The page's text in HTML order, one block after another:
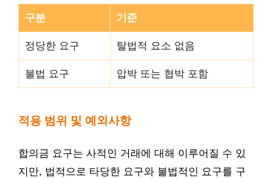
구분 기준
정당한 요구 탈법적 요소 없음
불법 요구 압박 또는 협박 포함
적용 범위 및 예외사항
합의금 요구는 사적인 거래에 대해 이루어질 수 있
지만, 법적으로 타당한 요구와 불법적인 요구를 구